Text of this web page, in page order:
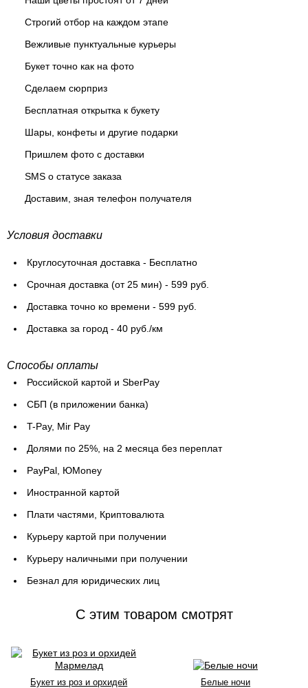
Строгий отбор на каждом этапе
Вежливые пунктуальные курьеры
Букет точно как на фото
Сделаем сюрприз
Бесплатная открытка к букету
Шары, конфеты и другие подарки
Пришлем фото с доставки
SMS о статусе заказа
Доставим, зная телефон получателя
Условия доставки
Круглосуточная доставка - Бесплатно
Cрочная доставка (от 25 мин) - 599 руб.
Доставка точно ко времени - 599 руб.
Доставка за город - 40 руб./км
Способы оплаты
Российской картой и SberPay
СБП (в приложении банка)
T-Pay, Mir Pay
Долями по 25%, на 2 месяца без переплат
PayPal, ЮMoney
Иностранной картой
Плати частями, Криптовалюта
Курьеру картой при получении
Курьеру наличными при получении
Безнал для юридических лиц
C этим товаром смотрят
Букет из роз и орхидей
Белые ночи